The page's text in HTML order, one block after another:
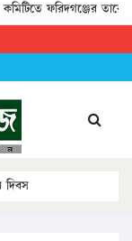
ফরিদগঞ্জের তারেকুর
দিবস